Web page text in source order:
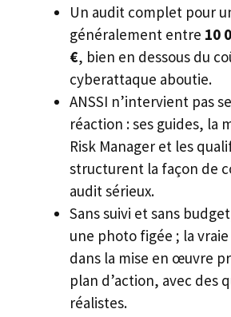
Un audit complet pour
généralement entre 10
€, bien en dessous du
cyberattaque aboutie.
ANSSI n’intervient pas
réaction : ses guides, la
Risk Manager et les
structurent la façon de
audit sérieux.
Sans suivi et sans
une photo figée ; la
dans la mise en œuvre
plan d’action, avec des
réalistes.